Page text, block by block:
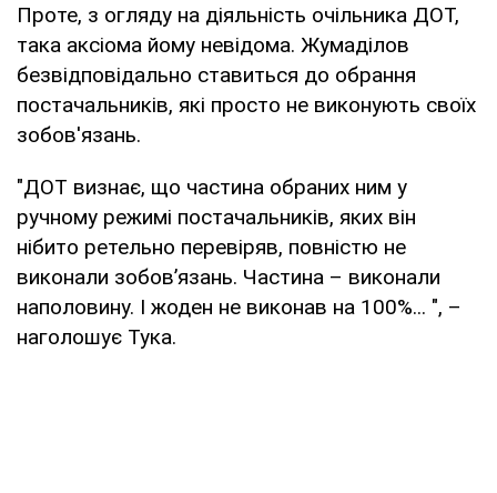
Проте, з огляду на діяльність очільника ДОТ,
така аксіома йому невідома. Жумаділов
безвідповідально ставиться до обрання
постачальників, які просто не виконують своїх
зобов'язань.
"ДОТ визнає, що частина обраних ним у
ручному режимі постачальників, яких він
нібито ретельно перевіряв, повністю не
виконали зобов’язань. Частина – виконали
наполовину. І жоден не виконав на 100%... ", –
наголошує Тука.